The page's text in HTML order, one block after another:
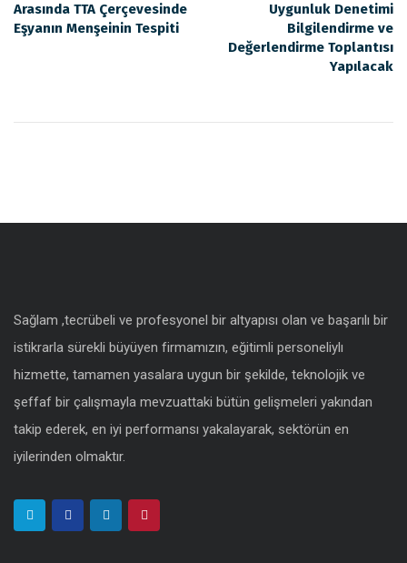
Arasında TTA Çerçevesinde
Eşyanın Menşeinin Tespiti
Uygunluk Denetimi
Bilgilendirme ve
Değerlendirme Toplantısı
Yapılacak
Sağlam ,tecrübeli ve profesyonel bir altyapısı olan ve başarılı bir
istikrarla sürekli büyüyen firmamızın, eğitimli personeliylı
hizmette, tamamen yasalara uygun bir şekilde, teknolojik ve
şeffaf bir çalışmayla mevzuattaki bütün gelişmeleri yakından
takip ederek, en iyi performansı yakalayarak, sektörün en
iyilerinden olmaktır.